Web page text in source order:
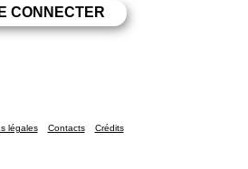
légales Contacts Crédits